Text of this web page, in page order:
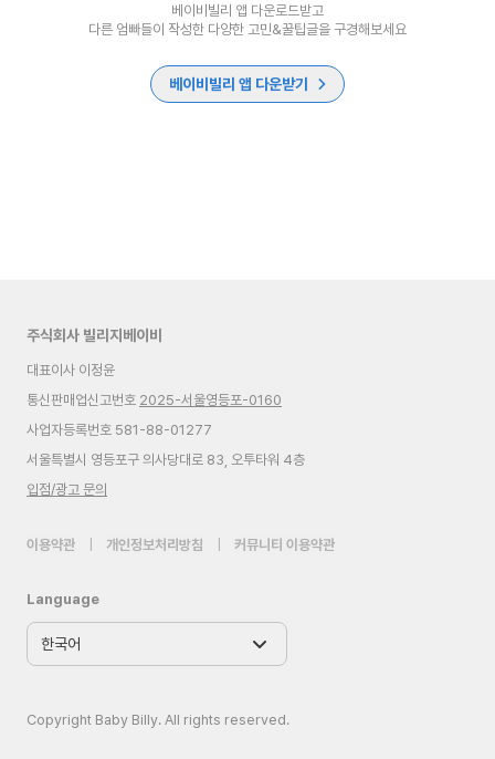
베이비빌리 앱 다운로드받고
다른 엄빠들이 작성한 다양한 고민&꿀팁글을 구경해보세요
베이비빌리 앱 다운받기
주식회사 빌리지베이비
대표이사 이정윤
통신판매업신고번호 2025-서울영등포-0160
사업자등록번호 581-88-01277
서울특별시 영등포구 의사당대로 83, 오투타워 4층
입점/광고 문의
이용약관 개인정보처리방침 커뮤니티 이용약관
Language
Copyright Baby Billy. All rights reserved.